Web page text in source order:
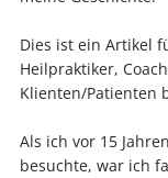
Dies ist ein Artikel
Heilpraktiker,
Klienten/Patienten
Als ich vor 15
besuchte, war ich